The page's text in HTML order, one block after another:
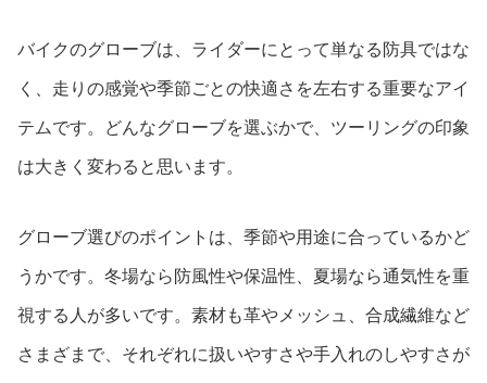
バイクのグローブは、ライダーにとって単なる防具ではな
く、走りの感覚や季節ごとの快適さを左右する重要なアイ
テムです。どんなグローブを選ぶかで、ツーリングの印象
は大きく変わると思います。
グローブ選びのポイントは、季節や用途に合っているかど
うかです。冬場なら防風性や保温性、夏場なら通気性を重
視する人が多いです。素材も革やメッシュ、合成繊維など
さまざまで、それぞれに扱いやすさや手入れのしやすさが